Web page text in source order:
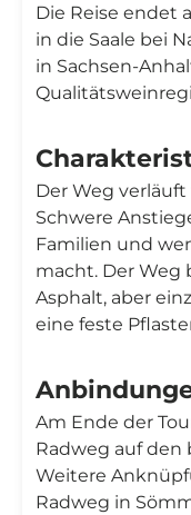
Die Reise endet
in die Saale bei
in Sachsen-
Der Weg
Schwere
Familien und
macht. Der Weg
Asphalt, aber
eine feste
Am Ende der
Radweg auf den
Weitere
Radweg in